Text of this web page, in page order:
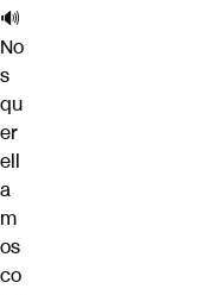
🔊
No
s
qu
er
ell
a
m
os
co